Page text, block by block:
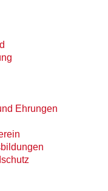
Ehrungen